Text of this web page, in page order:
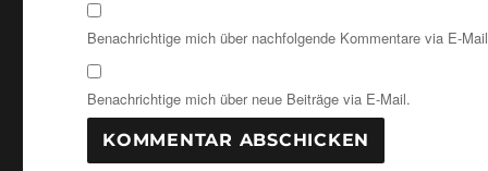
Benachrichtige mich über nachfolgende Kommentare via E-
Benachrichtige mich über neue Beiträge via E-Mail.